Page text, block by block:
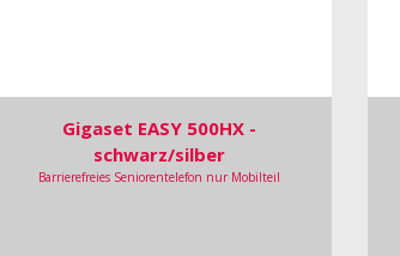
Gigaset EASY 500HX -
schwarz/silber
Barrierefreies Seniorentelefon nur Mobilteil